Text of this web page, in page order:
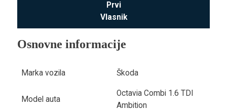
Prvi
Vlasnik
Osnovne informacije
Marka vozila Škoda
Model auta
Octavia Combi 1.6 TDI
Ambition